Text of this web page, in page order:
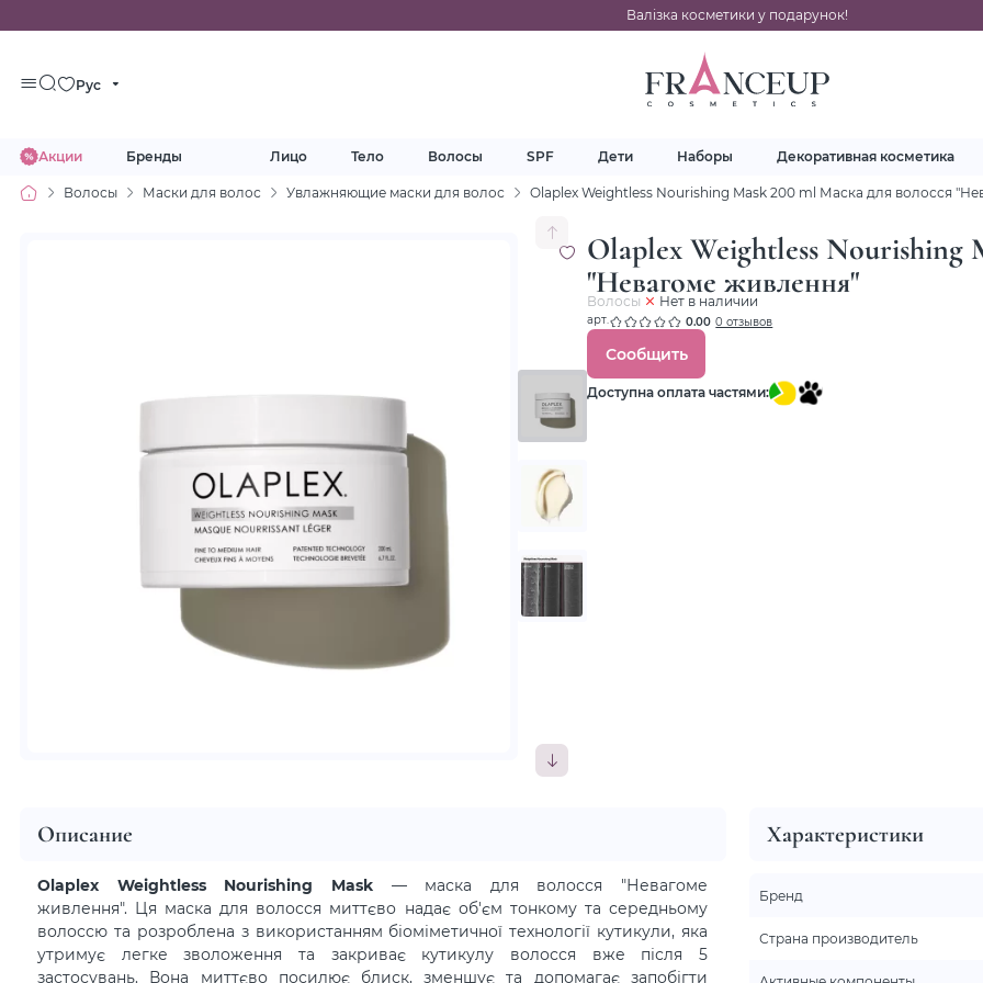
Валізка косметики у подарунок!
Рус
Акции Бренды Лицо Тело Волосы SPF Дети Наборы Декоративная косметика
Волосы Маски для волос Увлажняющие маски для волос Olaplex Weightless Nourishing Mask 200 ml Маска для волосся
Olaplex Weightless Nourishing
"Невагоме живлення"
Волосы Нет в наличии
арт. 0.00 0 отзывов
Сообщить
Доступна оплата частями:
Описание
Olaplex Weightless Nourishing Mask— маска для волосся "Невагоме
живлення". Ця маска для волосся миттєво надає об'єм тонкому та середньому
волоссю та розроблена з використанням біоміметичної технології кутикули, яка
утримує легке зволоження та закриває кутикулу волосся вже після 5
застосувань. Вона миттєво посилює блиск, зменшує та допомагає запобігти
Характеристики
Бренд
Страна производитель